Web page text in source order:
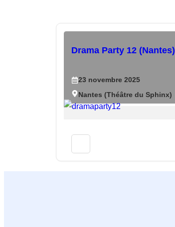
Drama Party 12 (Nantes)
23 novembre 2025
Nantes (Théâtre du Sphinx)